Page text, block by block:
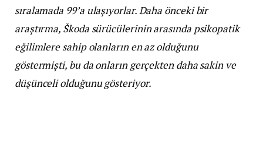
sıralamada 99’a ulaşıyorlar. Daha önceki bir
araştırma, Škoda sürücülerinin arasında psikopatik
eğilimlere sahip olanların en az olduğunu
göstermişti, bu da onların gerçekten daha sakin ve
düşünceli olduğunu gösteriyor.